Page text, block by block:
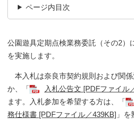
ページ内目次
公園遊具定期点検業務委託（その2）
を実施します。
本入札は奈良市契約規則および関
か、「
入札公告文 [PDFファイル
ます。入札参加を希望する方は、「
務仕様書 [PDFファイル／439KB] 」